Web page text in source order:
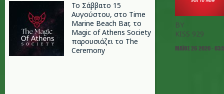
Το Σάββατο 15
Αυγούστου, στο Time
Marine Beach Bar, το
Magic of Athens Society
παρουσιάζει το The
Ceremony
BY
KISS 929
ΜΆΙΟΣ 26 2020 -